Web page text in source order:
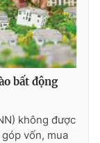
bất động
không được
vốn, mua